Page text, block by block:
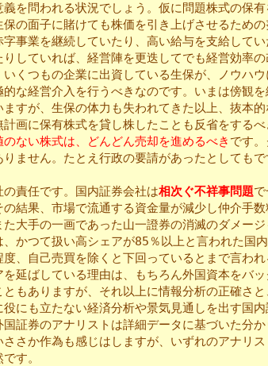
を問われる状況でしょう。仮に問題株式の保有
保の面子に賭けても株価を引き上げさせるため
事業を継続していたり、高い給与を支給して
していれば、経営陣を更迭してでも経営効率の
くつもの企業に出資している生保が、ノウハ
な経営介入を行うべきなのです。いまは傍観
すが、生保の体力も失われてきた以上、抜本
画に保有株式を貸し株したことも反省をするべ
ない株式は、どんどん売却を進めるべき です
ません。たとえ行政の要請があったとしてもで
責任です。国内証券会社は相次ぐ不祥事問題
結果、市場で流通する資金量が減少し仲介手
大手の一画であった山一證券の消滅のダメージ
、かつて扱い高シェアが85％以上と言われた国
度、自己売買を除くと下回っているとまで言わ
延ばしている理由は、もちろん外国資本をバ
ともありますが、それ以上に情報分析の正確さ
にも立たない経済分析や景気見通しを出す国
国証券のアナリストは詳細データに基づいた分
ささか作為も感じはしますが、いずれのアナリ
す。